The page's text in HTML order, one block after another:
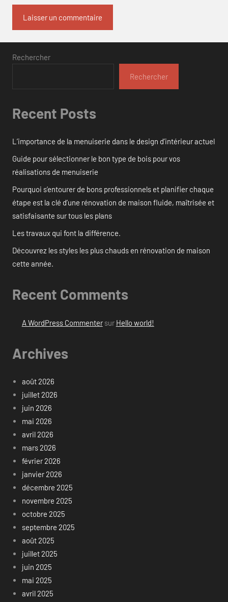
Rechercher
Rechercher
Recent Posts
L’importance de la menuiserie dans le design d’intérieur actuel
Guide pour sélectionner le bon type de bois pour vos
réalisations de menuiserie
Pourquoi s’entourer de bons professionnels et planifier chaque
étape est la clé d’une rénovation de maison fluide, maîtrisée et
satisfaisante sur tous les plans
Les travaux qui font la différence.
Découvrez les styles les plus chauds en rénovation de maison
cette année.
Recent Comments
A WordPress Commentersur Hello world!
Archives
août 2026
juillet 2026
juin 2026
mai 2026
avril 2026
mars 2026
février 2026
janvier 2026
décembre 2025
novembre 2025
octobre 2025
septembre 2025
août 2025
juillet 2025
juin 2025
mai 2025
avril 2025